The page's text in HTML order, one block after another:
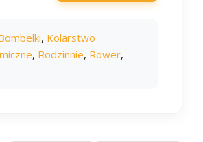
, Kolarstwo
, Rodzinnie, Rower,